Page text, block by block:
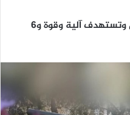
المقاومة اللبنانية تتصدى لتوغل وتستهدف آلية وقوة و6